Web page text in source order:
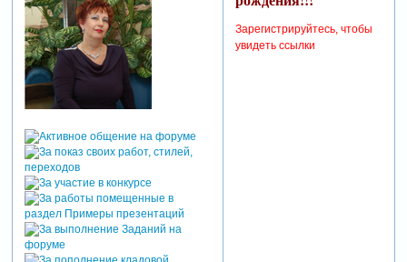
Зарегистрируйтесь, чтобы
увидеть ссылки